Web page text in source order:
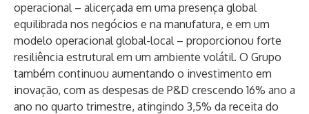
operacional – alicerçada em uma presença global
equilibrada nos negócios e na manufatura, e em um
modelo operacional global-local – proporcionou forte
resiliência estrutural em um ambiente volátil. O Grupo
também continuou aumentando o investimento em
inovação, com as despesas de P&D crescendo 16% ano a
ano no quarto trimestre, atingindo 3,5% da receita do